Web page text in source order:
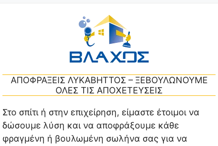
ΑΠΟΦΡΑΞΕΙΣ ΛΥΚΑΒΗΤΤΟΣ – ΞΕΒΟΥΛΩΝΟΥΜΕ
ΟΛΕΣ ΤΙΣ ΑΠΟΧΕΤΕΥΣΕΙΣ
Στο σπίτι ή στην επιχείρηση, είμαστε έτοιμοι να
δώσουμε λύση και να αποφράξουμε κάθε
φραγμένη ή βουλωμένη σωλήνα σας για να